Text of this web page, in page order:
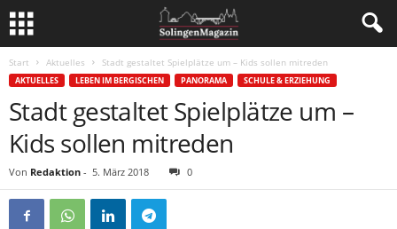
Start Aktuelles Stadt gestaltet Spielplätze um – Kids sollen mitreden
AKTUELLES LEBEN IM BERGISCHEN PANORAMA SCHULE & ERZIEHUNG
Stadt gestaltet Spielplätze um –
Kids sollen mitreden
Von Redaktion - 5. März 2018 0